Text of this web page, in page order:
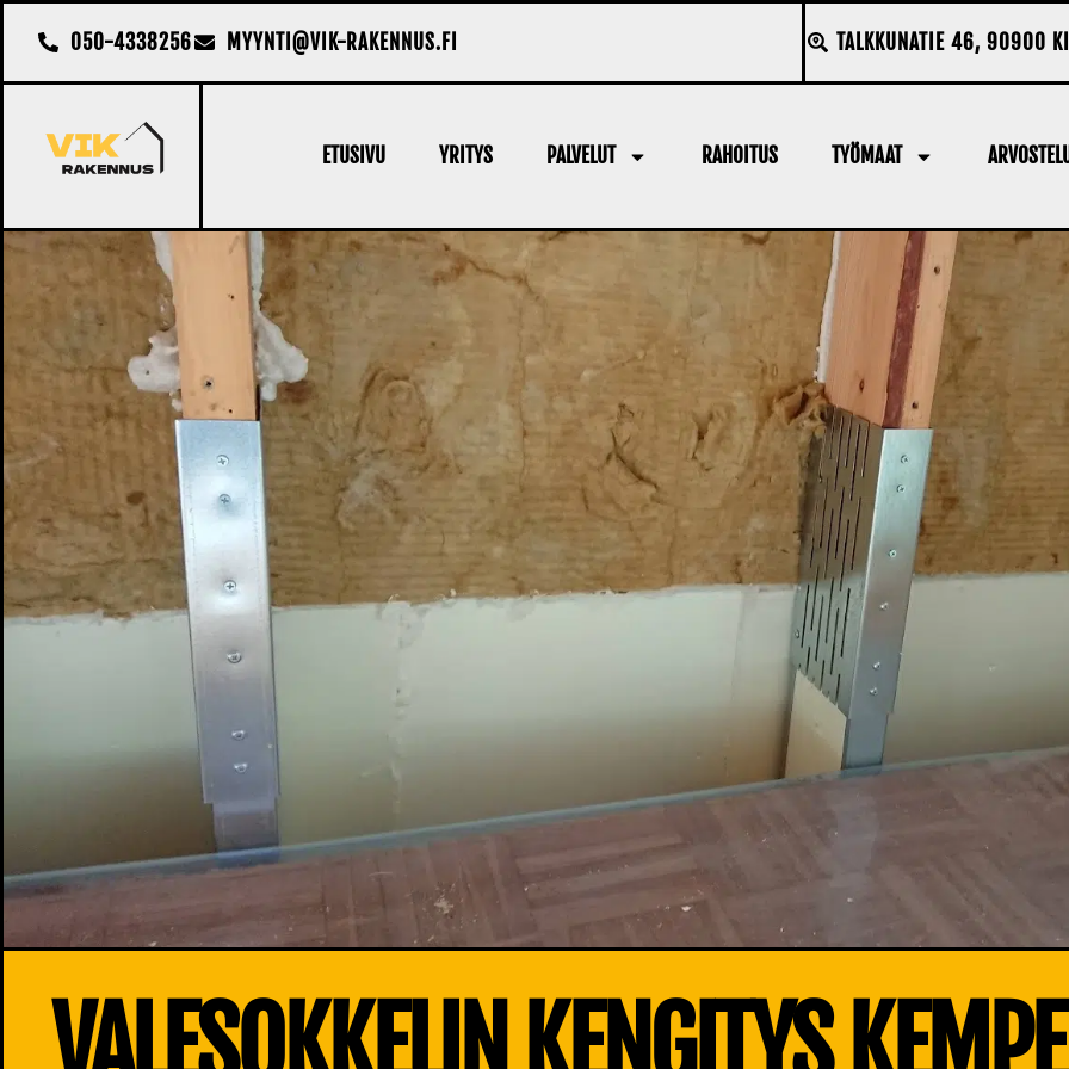
050-4338256 MYYNTI@VIK-RAKENNUS.FI TALKKUNATIE 46, 90900
ETUSIVU YRITYS PALVELUT RAHOITUS TYÖMAAT